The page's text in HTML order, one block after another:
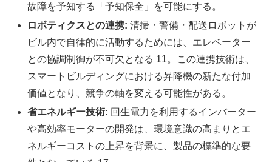
故障を予知する「予知保全」を可能にする。
ロボティクスとの連携: 清掃・警備・配送ロボットが
ビル内で自律的に活動するためには、エレベーター
との協調制御が不可欠となる 11。この連携技術は、
スマートビルディングにおける昇降機の新たな付加
価値となり、競争の軸を変える可能性がある。
省エネルギー技術: 回生電力を利用するインバーター
や高効率モーターの開発は、環境意識の高まりとエ
ネルギーコストの上昇を背景に、製品の標準的な要